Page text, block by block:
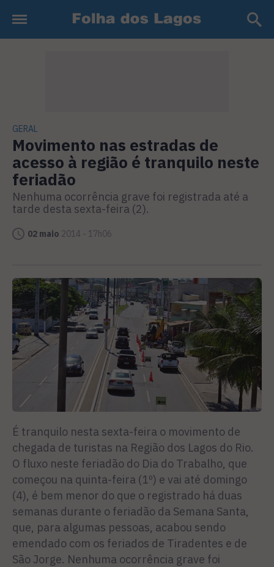
GERAL
Movimento nas estradas de
acesso à região é tranquilo neste
feriadão
Nenhuma ocorrência grave foi registrada até a
tarde desta sexta-feira (2).
02 maio 2014 - 17h06
É tranquilo nesta sexta-feira o movimento de
chegada de turistas na Região dos Lagos do Rio.
O fluxo neste feriadão do Dia do Trabalho, que
começou na quinta-feira (1º) e vai até domingo
(4), é bem menor do que o registrado há duas
semanas durante o feriadão da Semana Santa,
que, para algumas pessoas, acabou sendo
emendado com os feriados de Tiradentes e de
São Jorge. Nenhuma ocorrência grave foi